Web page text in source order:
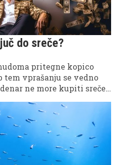
do sreče?
pritegne kopico
tem vprašanju se vedno
ne more kupiti sreče,